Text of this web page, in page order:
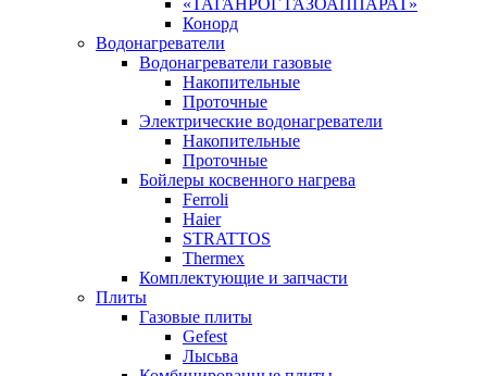
«ТАГАНРОГ ГАЗОАППАРАТ»
Конорд
Водонагреватели
Водонагреватели газовые
Накопительные
Проточные
Электрические водонагреватели
Накопительные
Проточные
Бойлеры косвенного нагрева
Ferroli
Haier
STRATTOS
Thermex
Комплектующие и запчасти
Плиты
Газовые плиты
Gefest
Лысьва